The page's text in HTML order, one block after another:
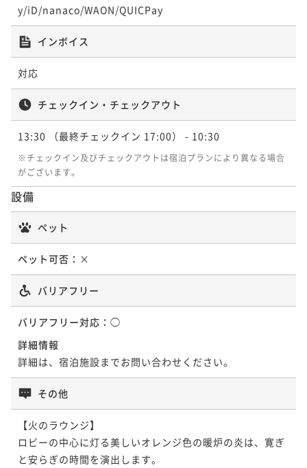
y/iD/nanaco/WAON/QUICPay
インボイス
対応
チェックイン・チェックアウト
13:30 （最終チェックイン 17:00） - 10:30
※チェックイン及びチェックアウトは宿泊プランにより異なる場合
がございます。
設備
ペット
ペット可否： ×
バリアフリー
バリアフリー対応： ◯
詳細情報
詳細は、宿泊施設までお問い合わせください。
その他
【火のラウンジ】
ロビーの中心に灯る美しいオレンジ色の暖炉の炎は、寛ぎ
と安らぎの時間を演出します。